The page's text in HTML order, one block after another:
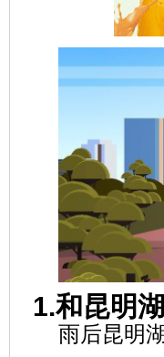
1.和昆明
雨后昆明